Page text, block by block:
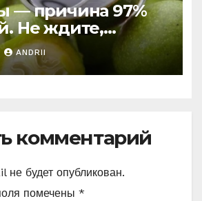
— причина 97%
Не ждите,
с ними уже
ANDRII
комментарий
будет опубликован.
помечены *